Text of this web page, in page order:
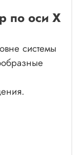
по оси X
системы